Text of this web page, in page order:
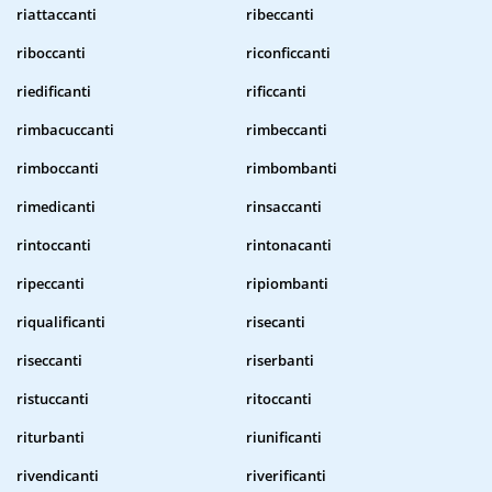
riattaccanti
ribeccanti
riboccanti
riconficcanti
riedificanti
rificcanti
rimbacuccanti
rimbeccanti
rimboccanti
rimbombanti
rimedicanti
rinsaccanti
rintoccanti
rintonacanti
ripeccanti
ripiombanti
riqualificanti
risecanti
riseccanti
riserbanti
ristuccanti
ritoccanti
riturbanti
riunificanti
rivendicanti
riverificanti